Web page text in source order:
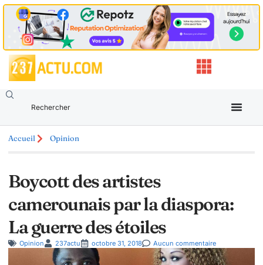
Accueil Opinion
Boycott des artistes
camerounais par la diaspora:
La guerre des étoiles
Opinion 237actu octobre 31, 2018 Aucun commentaire